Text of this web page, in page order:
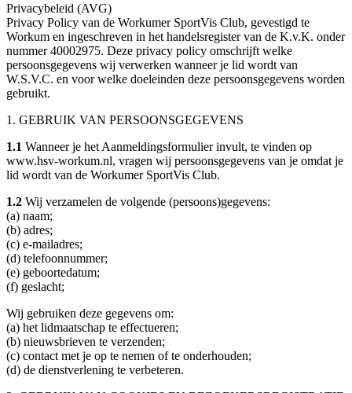
Privacybeleid (AVG)
Privacy Policy van de Workumer SportVis Club, gevestigd te
Workum en ingeschreven in het handelsregister van de K.v.K. onder
nummer 40002975. Deze privacy policy omschrijft welke
persoonsgegevens wij verwerken wanneer je lid wordt van
W.S.V.C. en voor welke doeleinden deze persoonsgegevens worden
gebruikt.
1. GEBRUIK VAN PERSOONSGEGEVENS
1.1 Wanneer je het Aanmeldingsformulier invult, te vinden op
www.hsv-workum.nl, vragen wij persoonsgegevens van je omdat je
lid wordt van de Workumer SportVis Club.
1.2 Wij verzamelen de volgende (persoons)gegevens:
(a) naam;
(b) adres;
(c) e-mailadres;
(d) telefoonnummer;
(e) geboortedatum;
(f) geslacht;
Wij gebruiken deze gegevens om:
(a) het lidmaatschap te effectueren;
(b) nieuwsbrieven te verzenden;
(c) contact met je op te nemen of te onderhouden;
(d) de dienstverlening te verbeteren.